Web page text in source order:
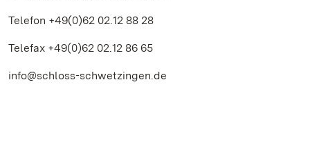
Telefon +49(0)62 02.12 88 28
Telefax +49(0)62 02.12 86 65
info@schloss-schwetzingen.de